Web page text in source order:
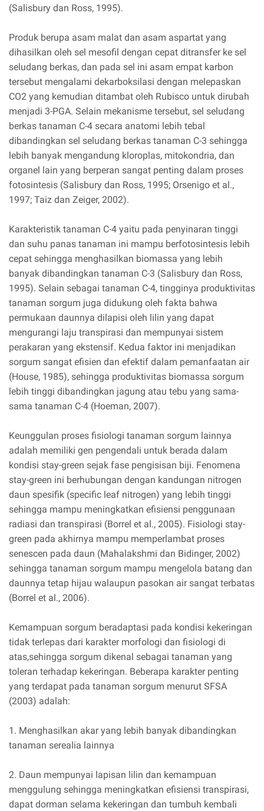
(Salisbury dan Ross, 1995).
Produk berupa asam malat dan asam aspartat yang
dihasilkan oleh sel mesofil dengan cepat ditransfer ke sel
seludang berkas, dan pada sel ini asam empat karbon
tersebut mengalami dekarboksilasi dengan melepaskan
CO2 yang kemudian ditambat oleh Rubisco untuk dirubah
menjadi 3-PGA. Selain mekanisme tersebut, sel seludang
berkas tanaman C-4 secara anatomi lebih tebal
dibandingkan sel seludang berkas tanaman C-3 sehingga
lebih banyak mengandung kloroplas, mitokondria, dan
organel lain yang berperan sangat penting dalam proses
fotosintesis (Salisbury dan Ross, 1995; Orsenigo et al.,
1997; Taiz dan Zeiger, 2002).
Karakteristik tanaman C-4 yaitu pada penyinaran tinggi
dan suhu panas tanaman ini mampu berfotosintesis lebih
cepat sehingga menghasilkan biomassa yang lebih
banyak dibandingkan tanaman C-3 (Salisbury dan Ross,
1995). Selain sebagai tanaman C-4, tingginya produktivitas
tanaman sorgum juga didukung oleh fakta bahwa
permukaan daunnya dilapisi oleh lilin yang dapat
mengurangi laju transpirasi dan mempunyai sistem
perakaran yang ekstensif. Kedua faktor ini menjadikan
sorgum sangat efisien dan efektif dalam pemanfaatan air
(House, 1985), sehingga produktivitas biomassa sorgum
lebih tinggi dibandingkan jagung atau tebu yang sama-
sama tanaman C-4 (Hoeman, 2007).
Keunggulan proses fisiologi tanaman sorgum lainnya
adalah memiliki gen pengendali untuk berada dalam
kondisi stay-green sejak fase pengisisan biji. Fenomena
stay-green ini berhubungan dengan kandungan nitrogen
daun spesifik (specific leaf nitrogen) yang lebih tinggi
sehingga mampu meningkatkan efisiensi penggunaan
radiasi dan transpirasi (Borrel et al., 2005). Fisiologi stay-
green pada akhirnya mampu memperlambat proses
senescen pada daun (Mahalakshmi dan Bidinger, 2002)
sehingga tanaman sorgum mampu mengelola batang dan
daunnya tetap hijau walaupun pasokan air sangat terbatas
(Borrel et al., 2006).
Kemampuan sorgum beradaptasi pada kondisi kekeringan
tidak terlepas dari karakter morfologi dan fisiologi di
atas,sehingga sorgum dikenal sebagai tanaman yang
toleran terhadap kekeringan. Beberapa karakter penting
yang terdapat pada tanaman sorgum menurut SFSA
(2003) adalah:
1. Menghasilkan akar yang lebih banyak dibandingkan
tanaman serealia lainnya
2. Daun mempunyai lapisan lilin dan kemampuan
menggulung sehingga meningkatkan efisiensi transpirasi,
dapat dorman selama kekeringan dan tumbuh kembali